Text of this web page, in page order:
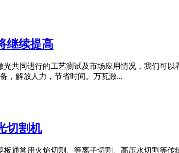
继续提高
光共同进行的工艺测试及市场应用情况，我们可
，解放人力，节省时间。万瓦激...
切割机
通常用火焰切割、等离子切割、高压水切割等